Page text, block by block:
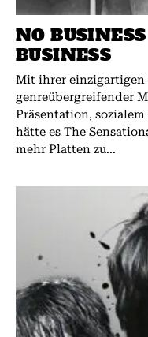
NO
BUSINESS
Mit ihrer einzigartigen
genreübergreifender
Präsentation,
hätte es The
mehr Platten zu...